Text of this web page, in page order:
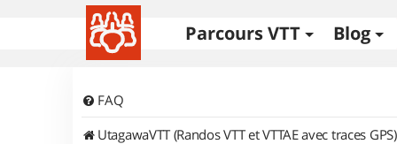
Parcours VTT Blog
FAQ
UtagawaVTT (Randos VTT et VTTAE avec traces GPS)